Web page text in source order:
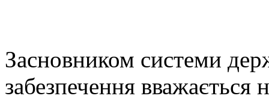
Засновником системи
забезпечення